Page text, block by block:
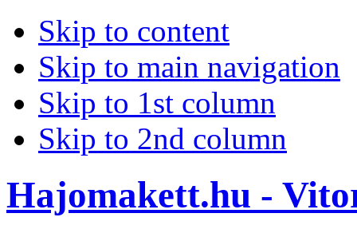
Skip to content
Skip to main navigation
Skip to 1st column
Skip to 2nd column
Hajomakett.hu -